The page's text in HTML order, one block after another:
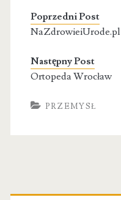
Poprzedni Post
NaZdrowieiUrode.pl
Następny Post
Ortopeda Wrocław
PRZEMYSŁ
Primary